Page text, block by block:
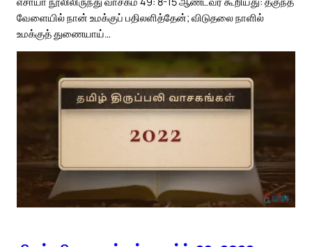
வேளையில் நான் உமக்குப் பதிலளித்தேன்; விடுதலை நாளில்
உமக்குத் துணையாய்…